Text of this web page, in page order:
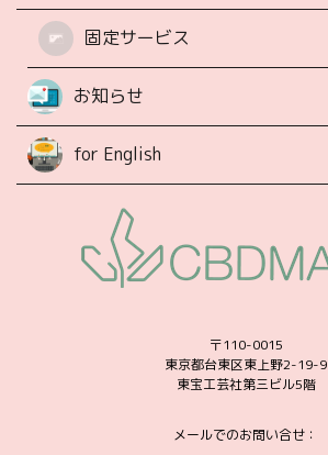
固定サービス
お知らせ
for English
〒110-0015
東京都台東区東上野2-19-9
東宝工芸社第三ビル5階
メールでのお問い合せ：